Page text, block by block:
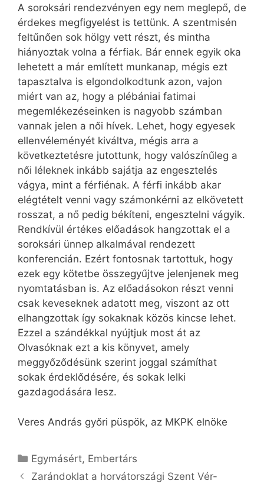
A soroksári rendezvényen egy nem meglepő, de
érdekes megfigyelést is tettünk. A szentmisén
feltűnően sok hölgy vett részt, és mintha
hiányoztak volna a férfiak. Bár ennek egyik oka
lehetett a már említett munkanap, mégis ezt
tapasztalva is elgondolkodtunk azon, vajon
miért van az, hogy a plébániai fatimai
megemlékezéseinken is nagyobb számban
vannak jelen a női hívek. Lehet, hogy egyesek
ellenvéleményét kiváltva, mégis arra a
következtetésre jutottunk, hogy valószínűleg a
női léleknek inkább sajátja az engesztelés
vágya, mint a férfiénak. A férfi inkább akar
elégtételt venni vagy számonkérni az elkövetett
rosszat, a nő pedig békíteni, engesztelni vágyik.
Rendkívül értékes előadások hangzottak el a
soroksári ünnep alkalmával rendezett
konferencián. Ezért fontosnak tartottuk, hogy
ezek egy kötetbe összegyűjtve jelenjenek meg
nyomtatásban is. Az előadásokon részt venni
csak keveseknek adatott meg, viszont az ott
elhangzottak így sokaknak közös kincse lehet.
Ezzel a szándékkal nyújtjuk most át az
Olvasóknak ezt a kis könyvet, amely
meggyőződésünk szerint joggal számíthat
sokak érdeklődésére, és sokak lelki
gazdagodására lesz.
Veres András győri püspök, az MKPK elnöke
Kategória
Egymásért, Embertárs
Zarándoklat a horvátországi Szent Vér-